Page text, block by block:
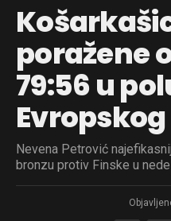
poražene
79:56 u
Nevena Petrović
bronzu protiv Finske u